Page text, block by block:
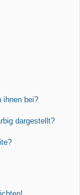
ihnen bei?
dargestellt?